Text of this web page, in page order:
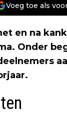
Voeg toe als
en na
Onder